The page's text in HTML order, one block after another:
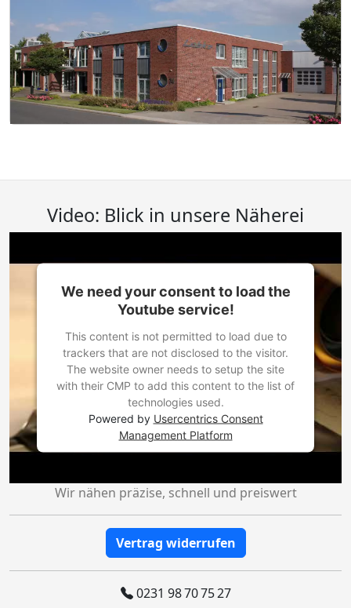
Video: Blick in unsere Näherei
We need your consent to load the
Youtube service!
This content is not permitted to load due to
trackers that are not disclosed to the visitor.
The website owner needs to setup the site
with their CMP to add this content to the list of
technologies used.
Powered by Usercentrics Consent
Management Platform
Wir nähen präzise, schnell und preiswert
Vertrag widerrufen
0231 98 70 75 27